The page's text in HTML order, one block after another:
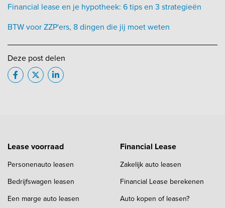
Financial lease en je hypotheek: 6 tips en 3 strategieën
BTW voor ZZP'ers, 8 dingen die jij moet weten
Deze post delen
Lease voorraad
Personenauto leasen
Bedrijfswagen leasen
Een marge auto leasen
Financial Lease
Zakelijk auto leasen
Financial Lease berekenen
Auto kopen of leasen?